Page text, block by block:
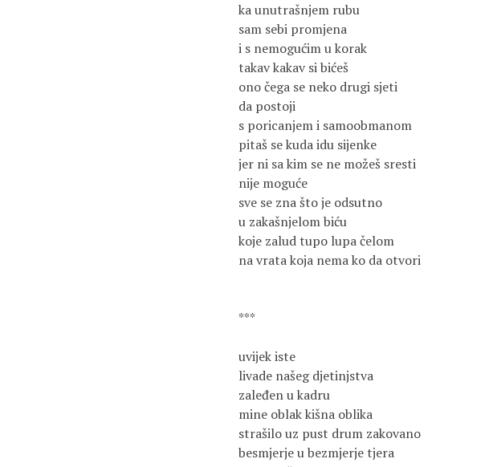
ka unutrašnjem rubu
sam sebi promjena
i s nemogućim u korak
takav kakav si bićeš
ono čega se neko drugi sjeti
da postoji
s poricanjem i samoobmanom
pitaš se kuda idu sijenke
jer ni sa kim se ne možeš sresti
nije moguće
sve se zna što je odsutno
u zakašnjelom biću
koje zalud tupo lupa čelom
na vrata koja nema ko da otvori
***
uvijek iste
livade našeg djetinjstva
zaleđen u kadru
mine oblak kišna oblika
strašilo uz pust drum zakovano
besmjerje u bezmjerje tjera